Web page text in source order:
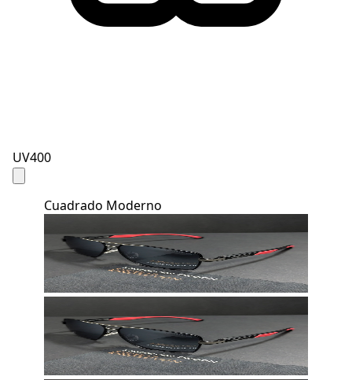
UV400
Cuadrado Moderno